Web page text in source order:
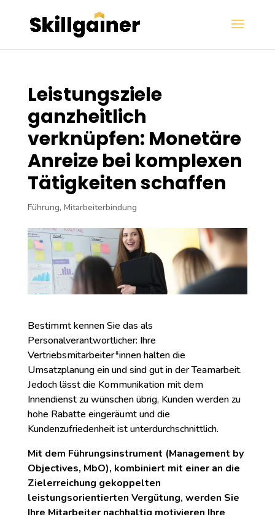
Leistungsziele
ganzheitlich
verknüpfen: Monetäre
Anreize bei komplexen
Tätigkeiten schaffen
Führung, Mitarbeiterbindung
Bestimmt kennen Sie das als
Personalverantwortlicher: Ihre
Vertriebsmitarbeiter*innen halten die
Umsatzplanung ein und sind gut in der Teamarbeit.
Jedoch lässt die Kommunikation mit dem
Innendienst zu wünschen übrig, Kunden werden zu
hohe Rabatte eingeräumt und die
Kundenzufriedenheit ist unterdurchschnittlich.
Mit dem Führungsinstrument (Management by
Objectives, MbO), kombiniert mit einer an die
Zielerreichung gekoppelten
leistungsorientierten Vergütung, werden Sie
Ihre Mitarbeiter nachhaltig motivieren Ihre